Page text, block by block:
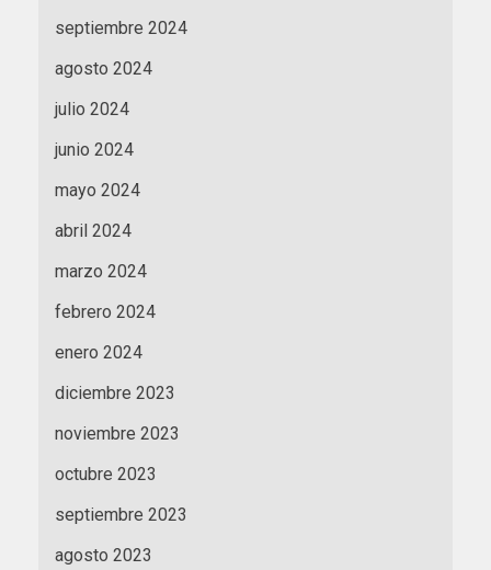
septiembre 2024
agosto 2024
julio 2024
junio 2024
mayo 2024
abril 2024
marzo 2024
febrero 2024
enero 2024
diciembre 2023
noviembre 2023
octubre 2023
septiembre 2023
agosto 2023